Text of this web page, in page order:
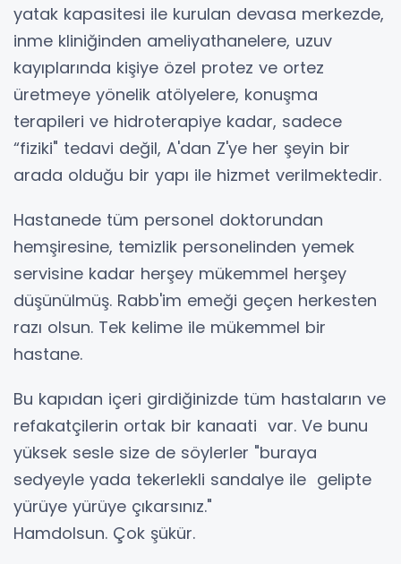
yatak kapasitesi ile kurulan devasa merkezde,
inme kliniğinden ameliyathanelere, uzuv
kayıplarında kişiye özel protez ve ortez
üretmeye yönelik atölyelere, konuşma
terapileri ve hidroterapiye kadar, sadece
“fiziki" tedavi değil, A'dan Z'ye her şeyin bir
arada olduğu bir yapı ile hizmet verilmektedir.
Hastanede tüm personel doktorundan
hemşiresine, temizlik personelinden yemek
servisine kadar herşey mükemmel herşey
düşünülmüş. Rabb'im emeği geçen herkesten
razı olsun. Tek kelime ile mükemmel bir
hastane.
Bu kapıdan içeri girdiğinizde tüm hastaların ve
refakatçilerin ortak bir kanaati var. Ve bunu
yüksek sesle size de söylerler "buraya
sedyeyle yada tekerlekli sandalye ile gelipte
yürüye yürüye çıkarsınız."
Hamdolsun. Çok şükür.